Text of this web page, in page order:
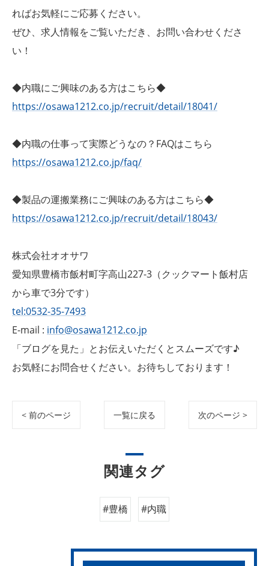
ればお気軽にご応募ください。
ぜひ、求人情報をご覧いただき、お問い合わせくださ
い！
◆内職にご興味のある方はこちら◆
https://osawa1212.co.jp/recruit/detail/18041/
◆内職の仕事って実際どうなの？FAQはこちら
https://osawa1212.co.jp/faq/
◆製品の運搬業務にご興味のある方はこちら◆
https://osawa1212.co.jp/recruit/detail/18043/
株式会社オオサワ
愛知県豊橋市飯村町字高山227-3（クックマート飯村店
から車で3分です）
tel:0532-35-7493
E-mail : info@osawa1212.co.jp
「ブログを見た」とお伝えいただくとスムーズです♪
お気軽にお問合せください。お待ちしております！
< 前のページ 一覧に戻る 次のページ >
関連タグ
#豊橋 #内職